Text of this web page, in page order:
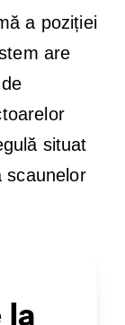
a poziției
are
situat
scaunelor
la